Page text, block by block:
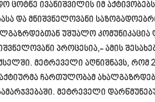
ცოტნე ივანიშვილის იმ
და მნიშვნელოვანი
უშუალო კომუნიკაცია
პროცესია,- ამის
მეტრეველი აღნიშნავს, რომ
ჩართულობამ
მეტრეველი